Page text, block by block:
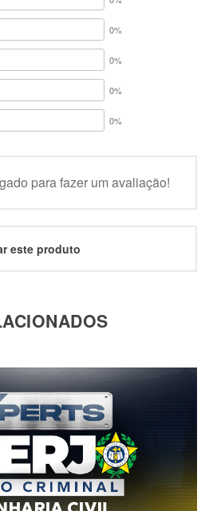
0%
0%
0%
0%
para fazer um avaliação!
este produto